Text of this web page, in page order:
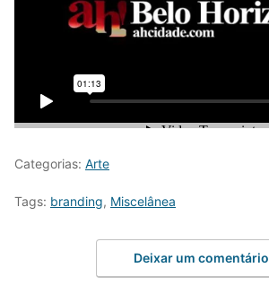
Categorias: Arte
Tags: branding, Miscelânea
Deixar um comentário